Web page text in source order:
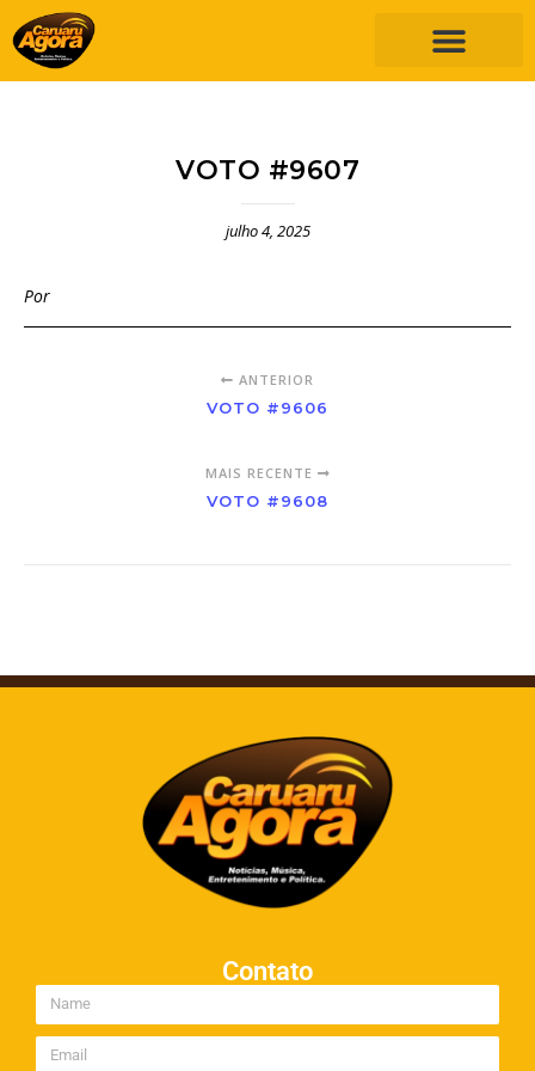
VOTO #9607
julho 4, 2025
Por
ANTERIOR
VOTO #9606
MAIS RECENTE
VOTO #9608
Contato